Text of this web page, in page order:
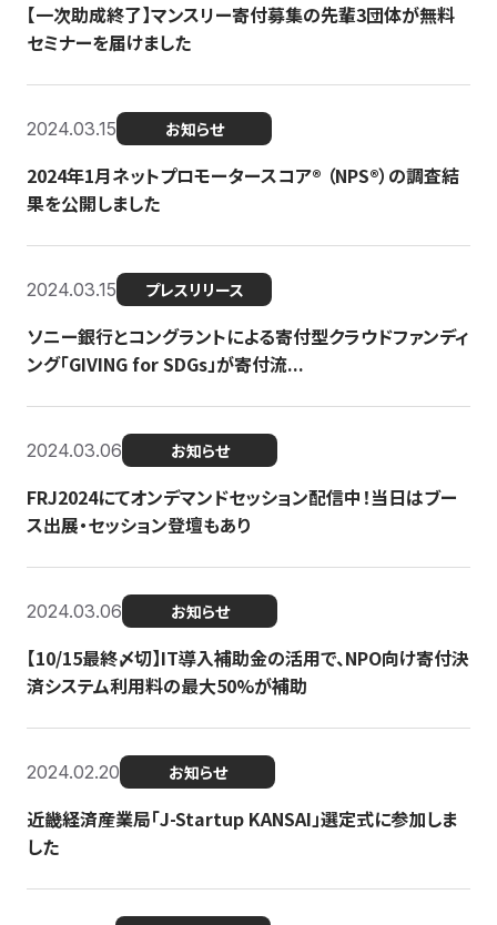
【一次助成終了】マンスリー寄付募集の先輩3団体が無料
セミナーを届けました
2024.03.15 お知らせ
2024年1月ネットプロモータースコア®︎ （NPS®︎）の調査結
果を公開しました
2024.03.15 プレスリリース
ソニー銀行とコングラントによる寄付型クラウドファンディ
ング「GIVING for SDGs」が寄付流...
2024.03.06 お知らせ
FRJ2024にてオンデマンドセッション配信中！当日はブー
ス出展・セッション登壇もあり
2024.03.06 お知らせ
【10/15最終〆切】IT導入補助金の活用で、NPO向け寄付決
済システム利用料の最大50%が補助
2024.02.20 お知らせ
近畿経済産業局「J-Startup KANSAI」選定式に参加しま
した